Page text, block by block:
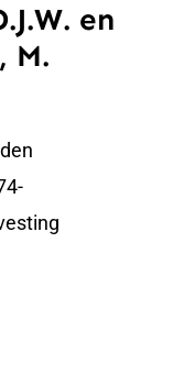
en
M.